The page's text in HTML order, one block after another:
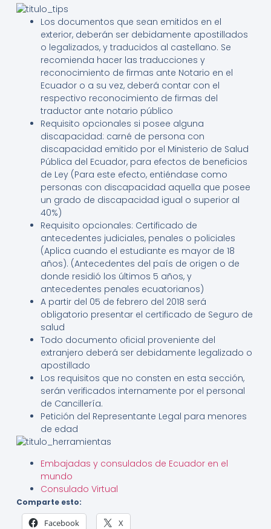
Los documentos que sean emitidos en el
exterior, deberán ser debidamente apostillados
o legalizados, y traducidos al castellano. Se
recomienda hacer las traducciones y
reconocimiento de firmas ante Notario en el
Ecuador o a su vez, deberá contar con el
respectivo reconocimiento de firmas del
traductor ante notario público
Requisito opcionales si posee alguna
discapacidad: carné de persona con
discapacidad emitido por el Ministerio de Salud
Pública del Ecuador, para efectos de beneficios
de Ley (Para este efecto, entiéndase como
personas con discapacidad aquella que posee
un grado de discapacidad igual o superior al
40%)
Requisito opcionales: Certificado de
antecedentes judiciales, penales o policiales
(Aplica cuando el estudiante es mayor de 18
años). (Antecedentes del país de origen o de
donde residió los últimos 5 años, y
antecedentes penales ecuatorianos)
A partir del 05 de febrero del 2018 será
obligatorio presentar el certificado de Seguro de
salud
Todo documento oficial proveniente del
extranjero deberá ser debidamente legalizado o
apostillado
Los requisitos que no consten en esta sección,
serán verificados internamente por el personal
de Cancillería.
Petición del Representante Legal para menores
de edad
Embajadas y consulados de Ecuador en el
mundo
Consulado Virtual
Comparte esto:
Facebook X